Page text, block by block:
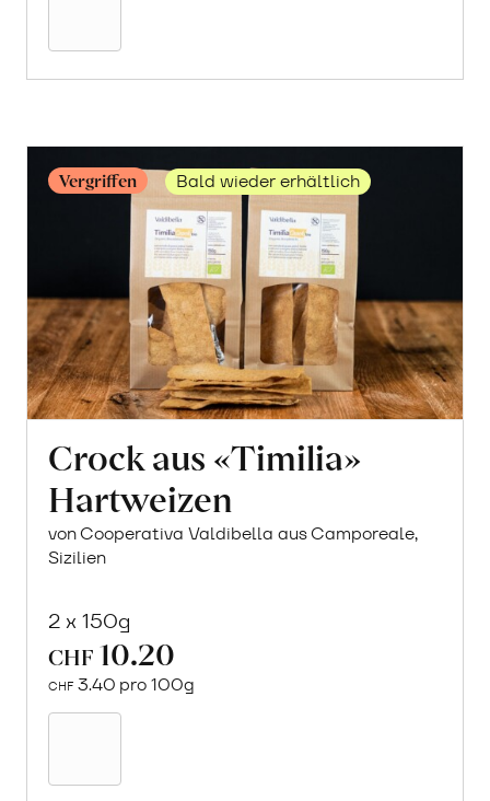
Vergriffen Bald wieder erhältlich
Crock aus «Timilia»
Hartweizen
von Cooperativa Valdibella aus Camporeale,
Sizilien
2 x 150g
CHF 10.20
CHF 3.40 pro 100g